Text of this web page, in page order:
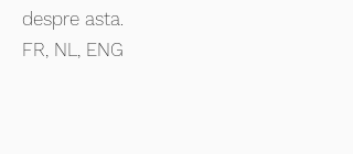
despre asta.
FR, NL, ENG